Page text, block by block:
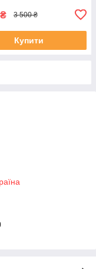
₴ 3 500 ₴
Купити